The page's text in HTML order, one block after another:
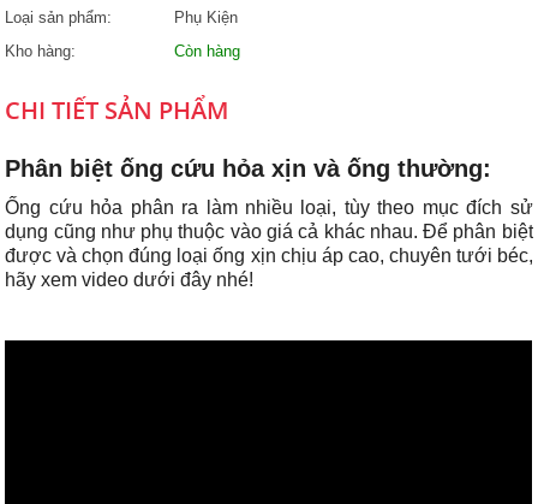
Loại sản phẩm:
Phụ Kiện
Kho hàng:
Còn hàng
CHI TIẾT SẢN PHẨM
Phân biệt ống cứu hỏa xịn và ống thường:
Ống cứu hỏa phân ra làm nhiều loại, tùy theo mục đích sử
dụng cũng như phụ thuộc vào giá cả khác nhau. Để phân biệt
được và chọn đúng loại ống xịn chịu áp cao, chuyên tưới béc,
hãy xem video dưới đây nhé!